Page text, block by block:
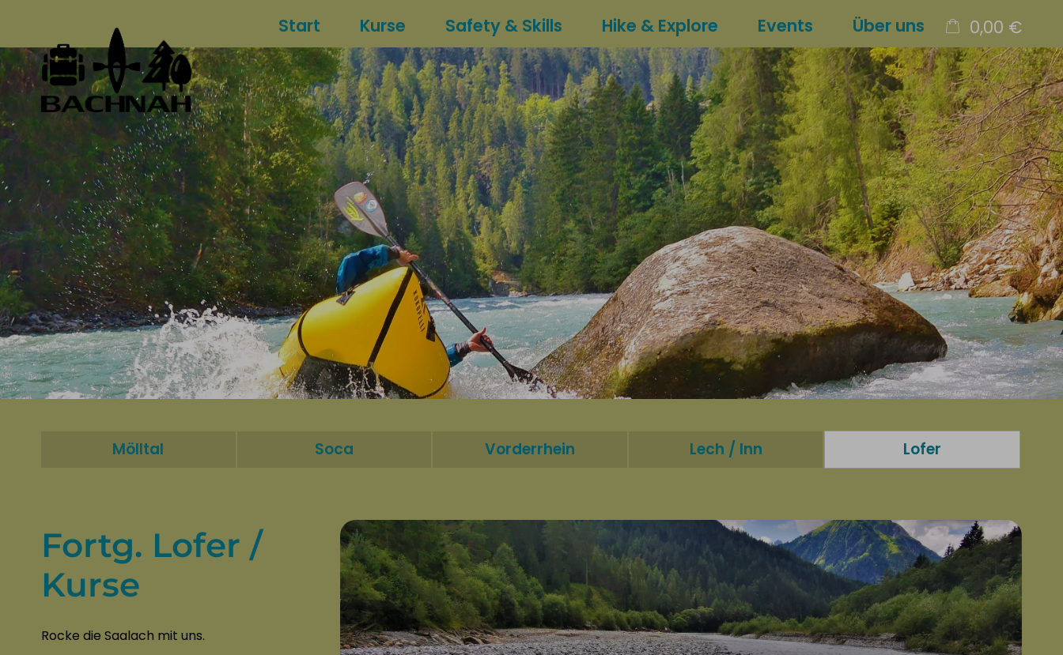
Start Kurse Safety & Skills Hike & Explore Events Über uns 0,00 €
×
Warenkorb ist leer
Mölltal Soca Vorderrhein Lech / Inn Lofer
Fortg. Lofer /
Kurse
Rocke die Saalach mit uns.